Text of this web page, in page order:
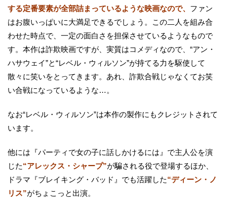
する定番要素が全部詰まっているような映画なので、 ファン
はお腹いっぱいに大満足できるでしょう。この二人を組み合
わせた時点で、一定の面白さを担保させているようなもので
す。本作は詐欺映画ですが、実質はコメディなので、“アン・
ハサウェイ”と“レベル・ウィルソン”が持てる力を駆使して
散々に笑いをとってきます。あれ、詐欺合戦じゃなくてお笑
い合戦になっているような…。
なお“レベル・ウィルソン”は本作の製作にもクレジットされて
います。
他には『パーティで女の子に話しかけるには』で主人公を演
じた“アレックス・シャープ”が騙される役で登場するほか、
ドラマ『ブレイキング・バッド』でも活躍した“ディーン・ノ
リス”がちょこっと出演。